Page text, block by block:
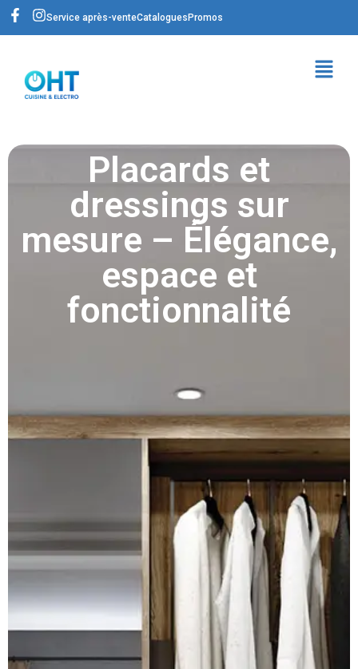
Service après-venteCatalogues Promos
Placards et
dressings sur
mesure – Élégance,
espace et
fonctionnalité